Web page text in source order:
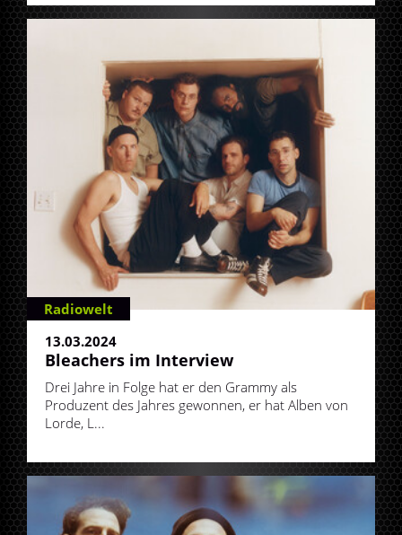
Radiowelt
13.03.2024
Bleachers im Interview
Drei Jahre in Folge hat er den Grammy als
Produzent des Jahres gewonnen, er hat Alben von
Lorde, L...